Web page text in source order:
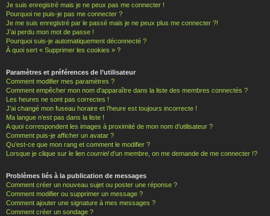
Je suis enregistré mais je ne peux pas me connecter !
Pourquoi ne puis-je pas me connecter ?
Je me suis enregistré par le passé mais je ne peux plus me connecter ?!
J’ai perdu mon mot de passe !
Pourquoi suis-je automatiquement déconnecté ?
À quoi sert « Supprimer les cookies » ?
Paramètres et préférences de l’utilisateur
Comment modifier mes paramètres ?
Comment empêcher mon nom d’apparaître dans la liste des membres connectés ?
Les heures ne sont pas correctes !
J’ai changé mon fuseau horaire et l’heure est toujours incorrecte !
Ma langue n’est pas dans la liste !
A quoi correspondent les images à proximité de mon nom d’utilisateur ?
Comment puis-je afficher un avatar ?
Qu’est-ce que mon rang et comment le modifier ?
Lorsque je clique sur le lien courrield’un membre, on me demande de me connecter !?
Problèmes liés à la publication de messages
Comment créer un nouveau sujet ou poster une réponse ?
Comment modifier ou supprimer un message ?
Comment ajouter une signature à mes messages ?
Comment créer un sondage ?